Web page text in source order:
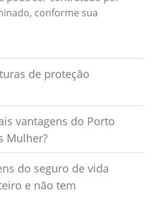
conforme sua
de proteção
vantagens do Porto
Mulher?
do seguro de vida
e não tem